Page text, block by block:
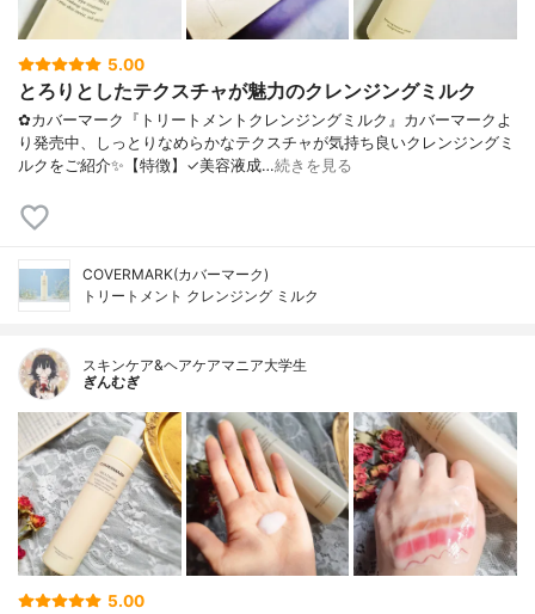
5.00
とろりとしたテクスチャが魅力のクレンジングミルク
✿カバーマーク『トリートメントクレンジングミルク』カバーマークよ
り発売中、しっとりなめらかなテクスチャが気持ち良いクレンジングミ
ルクをご紹介✨【特徴】✓美容液成…続きを見る
COVERMARK(カバーマーク)
トリートメント クレンジング ミルク
スキンケア&ヘアケアマニア大学生
ぎんむぎ
5.00